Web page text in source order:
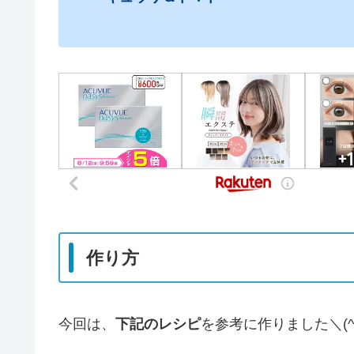
作り方
今回は、 下記のレシピを参考に作りました＼